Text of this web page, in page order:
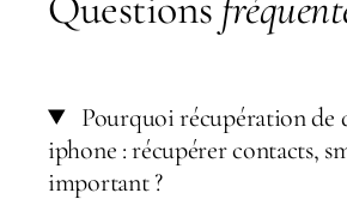
Pourquoi récupération de
iphone : récupérer contacts,
important ?